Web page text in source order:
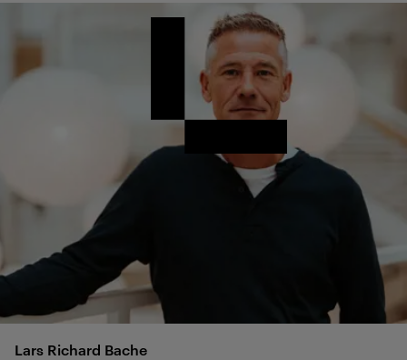
Lars Richard Bache